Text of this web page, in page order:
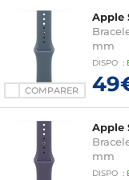
COMPARER
Apple
mm
DISPO :
Apple
mm
DISPO :